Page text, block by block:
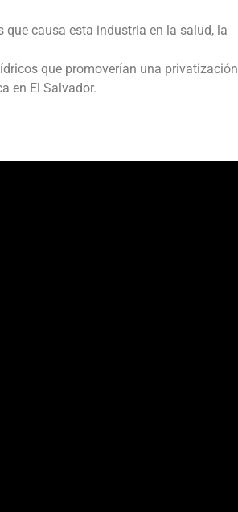
causa esta industria en la salud, la
que promoverían una privatización
en El Salvador.